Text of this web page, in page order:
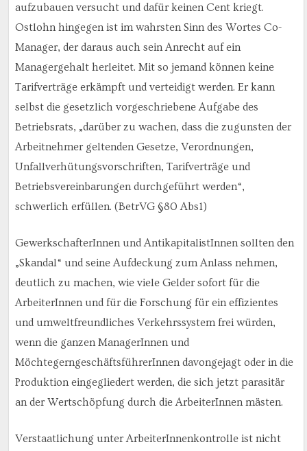
aufzubauen versucht und dafür keinen Cent kriegt.
Ostlohn hingegen ist im wahrsten Sinn des Wortes Co-
Manager, der daraus auch sein Anrecht auf ein
Managergehalt herleitet. Mit so jemand können keine
Tarifverträge erkämpft und verteidigt werden. Er kann
selbst die gesetzlich vorgeschriebene Aufgabe des
Betriebsrats, „darüber zu wachen, dass die zugunsten der
Arbeitnehmer geltenden Gesetze, Verordnungen,
Unfallverhütungsvorschriften, Tarifverträge und
Betriebsvereinbarungen durchgeführt werden“,
schwerlich erfüllen. (BetrVG §80 Abs1)
GewerkschafterInnen und AntikapitalistInnen sollten den
„Skandal“ und seine Aufdeckung zum Anlass nehmen,
deutlich zu machen, wie viele Gelder sofort für die
ArbeiterInnen und für die Forschung für ein effizientes
und umweltfreundliches Verkehrssystem frei würden,
wenn die ganzen ManagerInnen und
MöchtegerngeschäftsführerInnen davongejagt oder in die
Produktion eingegliedert werden, die sich jetzt parasitär
an der Wertschöpfung durch die ArbeiterInnen mästen.
Verstaatlichung unter ArbeiterInnenkontrolle ist nicht